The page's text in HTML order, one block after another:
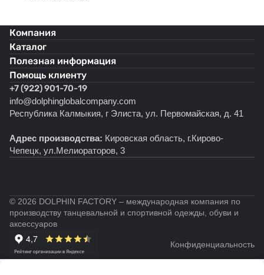
хореографические движения и делая танцовщицу
поистине неповторимой. Позвольте своей
маленькой танцовщице испытать превращение в
настоящую принцессу на танцполе с этими белыми
туфлями. Туфли сочетают в себе изящную форму,
устойчивый каблук и удобную колодку, что
для европейской программы.
Компания
Каталог
Полезная информация
Помощь клиенту
+7 (922) 901-70-19
info@dolphinglobalcompany.com
Республика Калмыкия, г Элиста, ул. Первомайская, д. 41
Адрес производства: Кировская область, г.Кирово-
Чепецк, ул.Мелиораторов, 3
© 2026 DOLPHIN FACTORY – международная компания по
производству танцевальной и спортивной одежды, обуви и
аксессуаров
Конфиденциальность